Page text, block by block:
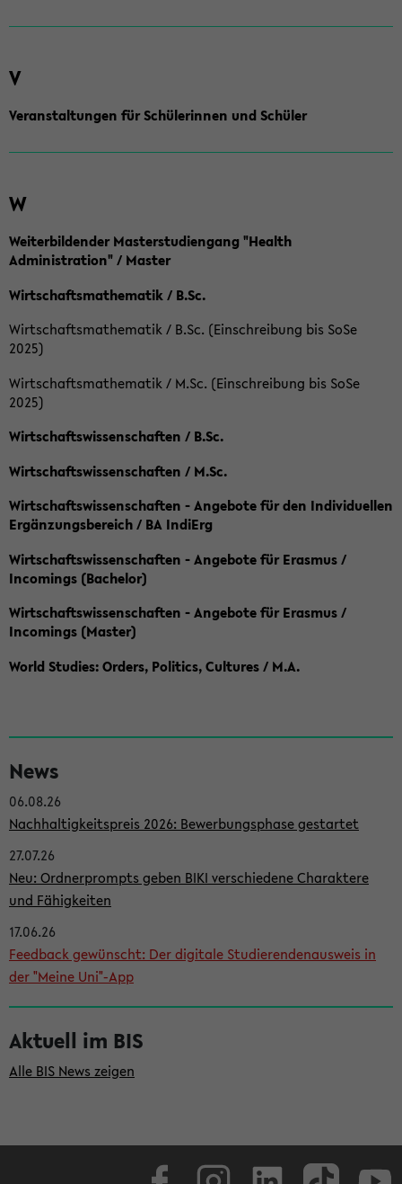
V
Veranstaltungen für Schülerinnen und Schüler
W
Weiterbildender Masterstudiengang "Health
Administration" / Master
Wirtschaftsmathematik / B.Sc.
Wirtschaftsmathematik / B.Sc. (Einschreibung bis SoSe
2025)
Wirtschaftsmathematik / M.Sc. (Einschreibung bis SoSe
2025)
Wirtschaftswissenschaften / B.Sc.
Wirtschaftswissenschaften / M.Sc.
Wirtschaftswissenschaften - Angebote für den Individuellen
Ergänzungsbereich / BA IndiErg
Wirtschaftswissenschaften - Angebote für Erasmus /
Incomings (Bachelor)
Wirtschaftswissenschaften - Angebote für Erasmus /
Incomings (Master)
World Studies: Orders, Politics, Cultures / M.A.
e
i
t
e
n
l
e
i
s
t
e
News
06.08.26
Nachhaltigkeitspreis 2026: Bewerbungsphase gestartet
27.07.26
Neu: Ordnerprompts geben BIKI verschiedene Charaktere
und Fähigkeiten
17.06.26
Feedback gewünscht: Der digitale Studierendenausweis in
der "Meine Uni"-App
Aktuell im BIS
Alle BIS News zeigen